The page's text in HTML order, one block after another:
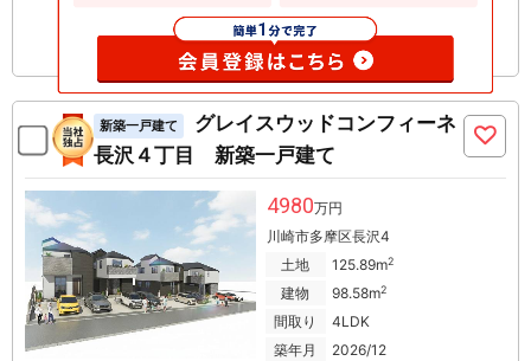
新築一戸建て
グレイスウッドコンフィーネ
長沢４丁目 新築一戸建て
4980万円
川崎市多摩区長沢4
土地
125.89m2
建物 98.58m2
間取り
4LDK
築年月
2026/12